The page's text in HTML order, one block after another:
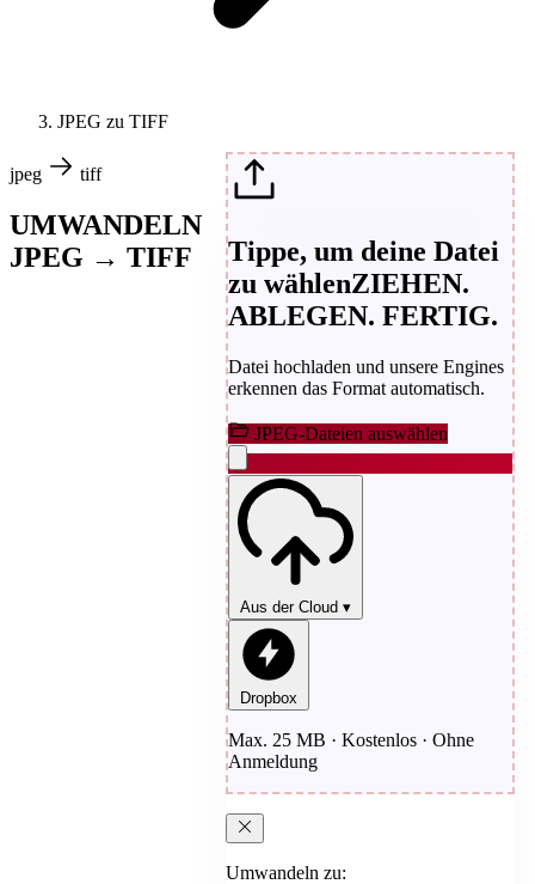
JPEG zu TIFF
jpeg tiff
UMWANDELN
JPEG → TIFF
Tippe, um deine Datei
zu wählenZIEHEN.
ABLEGEN. FERTIG.
Datei hochladen und unsere Engines
erkennen das Format automatisch.
JPEG-Dateien auswählen
Aus der Cloud ▾
Dropbox
Max. 25 MB · Kostenlos · Ohne
Anmeldung
Umwandeln zu: